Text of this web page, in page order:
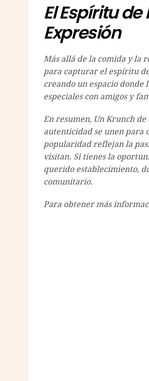
El Espíritu
Expresión
Más allá de la comida y la
para capturar el espíritu
creando un espacio donde
especiales con amigos y
En resumen, Un Krunch
autenticidad se unen para
popularidad reflejan la
visitan. Si tienes la
querido establecimiento,
comunitario.
Para obtener más